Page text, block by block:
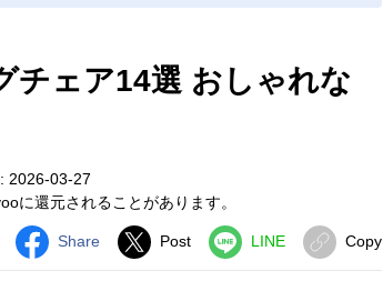
チェア14選 おしゃれな
2026-03-27
に還元されることがあります。
Share Post LINE Copy